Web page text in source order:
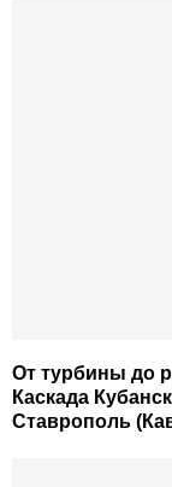
От турбины до
Каскада
Ставрополь